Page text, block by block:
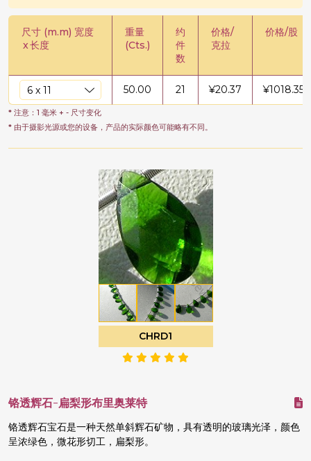
尺寸 (m.m) 宽度
x长度
重量
(Cts.)
约
件
数
价格/
克拉
价格/股
50.00 21 ¥20.37 ¥1018.35
* 注意：1 毫米 + - 尺寸变化
* 由于摄影光源或您的设备，产品的实际颜色可能略有不同。
CHRD1
铬透辉石-扁梨形布里奥莱特
铬透辉石宝石是一种天然单斜辉石矿物，具有透明的玻璃光泽，颜色
呈浓绿色，微花形切工，扁梨形。